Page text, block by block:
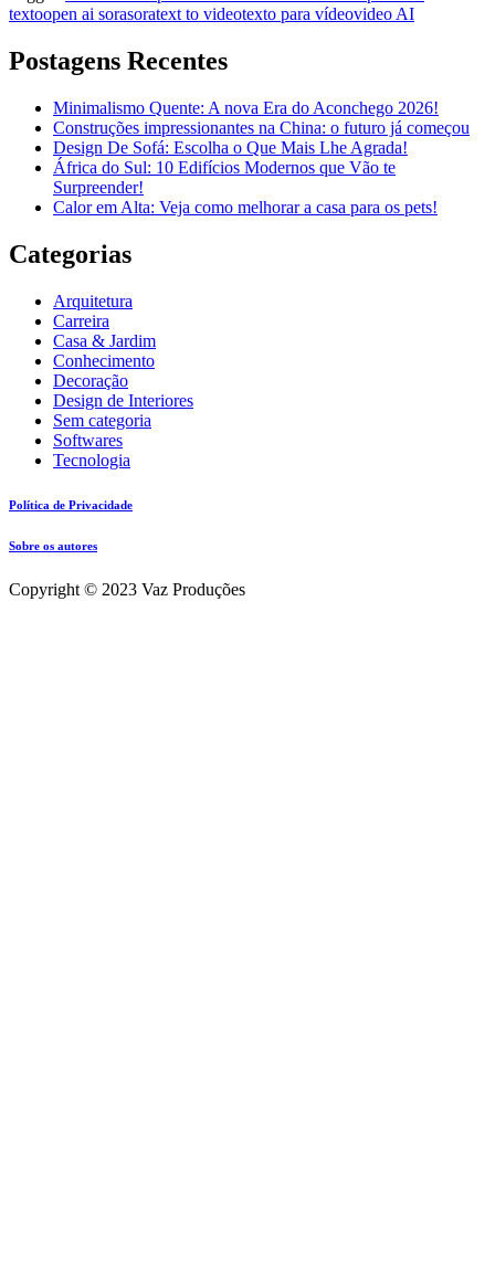
textoopen ai sorasoratext to videotexto para vídeovideo AI
Postagens Recentes
Minimalismo Quente: A nova Era do Aconchego 2026!
Construções impressionantes na China: o futuro já começou
Design De Sofá: Escolha o Que Mais Lhe Agrada!
África do Sul: 10 Edifícios Modernos que Vão te
Surpreender!
Calor em Alta: Veja como melhorar a casa para os pets!
Categorias
Arquitetura
Carreira
Casa & Jardim
Conhecimento
Decoração
Design de Interiores
Sem categoria
Softwares
Tecnologia
Política de Privacidade
Sobre os autores
Copyright © 2023 Vaz Produções